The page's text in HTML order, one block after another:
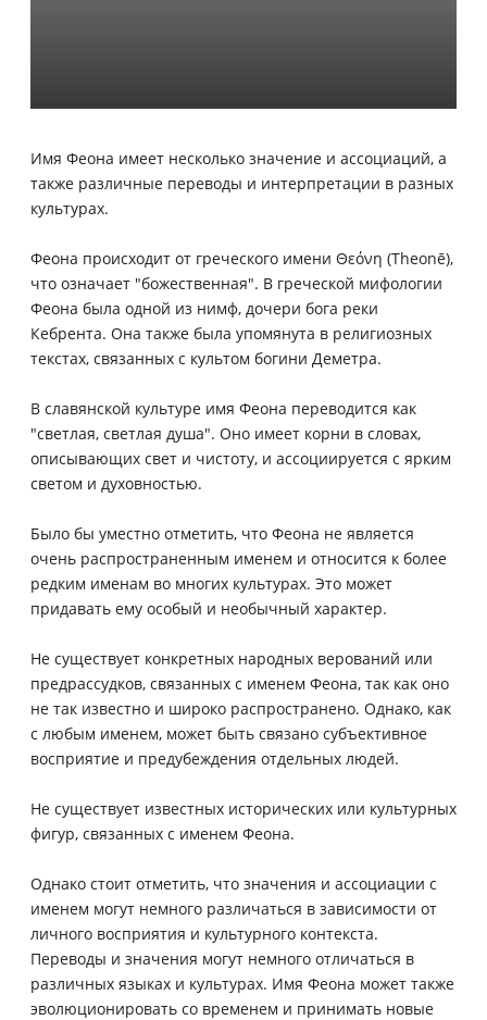
Имя Феона имеет несколько значение и ассоциаций, а
также различные переводы и интерпретации в разных
культурах.
Феона происходит от греческого имени Θεόνη (Theonē),
что означает "божественная". В греческой мифологии
Феона была одной из нимф, дочери бога реки
Кебрента. Она также была упомянута в религиозных
текстах, связанных с культом богини Деметра.
В славянской культуре имя Феона переводится как
"светлая, светлая душа". Оно имеет корни в словах,
описывающих свет и чистоту, и ассоциируется с ярким
светом и духовностью.
Было бы уместно отметить, что Феона не является
очень распространенным именем и относится к более
редким именам во многих культурах. Это может
придавать ему особый и необычный характер.
Не существует конкретных народных верований или
предрассудков, связанных с именем Феона, так как оно
не так известно и широко распространено. Однако, как
с любым именем, может быть связано субъективное
восприятие и предубеждения отдельных людей.
Не существует известных исторических или культурных
фигур, связанных с именем Феона.
Однако стоит отметить, что значения и ассоциации с
именем могут немного различаться в зависимости от
личного восприятия и культурного контекста.
Переводы и значения могут немного отличаться в
различных языках и культурах. Имя Феона может также
эволюционировать со временем и принимать новые